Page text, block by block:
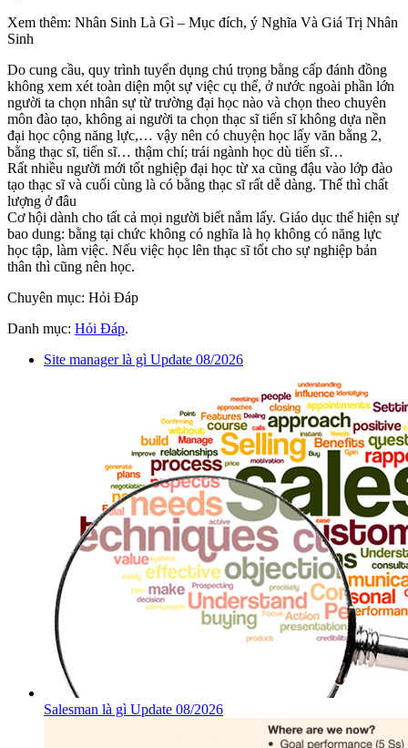
Xem thêm: Nhân Sinh Là Gì – Mục đích, ý Nghĩa Và Giá Trị Nhân
Sinh
Do cung cầu, quy trình tuyển dụng chú trọng bằng cấp đánh đồng
không xem xét toàn diện một sự việc cụ thể, ở nước ngoài phần lớn
người ta chọn nhân sự từ trường đại học nào và chọn theo chuyên
môn đào tạo, không ai người ta chọn thạc sĩ tiến sĩ không dựa nền
đại học cộng năng lực,… vậy nên có chuyện học lấy văn bằng 2,
bằng thạc sĩ, tiến sĩ… thậm chí; trái ngành học dù tiến sĩ…
Rất nhiều người mới tốt nghiệp đại học từ xa cũng đậu vào lớp đào
tạo thạc sĩ và cuối cùng là có bằng thạc sĩ rất dễ dàng. Thế thì chất
lượng ở đâu
Cơ hội dành cho tất cả mọi người biết nắm lấy. Giáo dục thể hiện sự
bao dung: bằng tại chức không có nghĩa là họ không có năng lực
học tập, làm việc. Nếu việc học lên thạc sĩ tốt cho sự nghiệp bản
thân thì cũng nên học.
Chuyên mục: Hỏi Đáp
Danh mục: Hỏi Đáp.
Site manager là gì Update 08/2026
Salesman là gì Update 08/2026